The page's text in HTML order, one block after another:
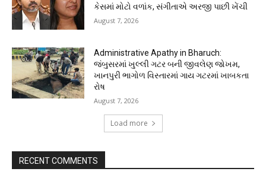
કેસમાં મોટો વળાંક, સંગીતાએ અરજી પાછી ખેંચી
August 7, 2026
Administrative Apathy in Bharuch:
જંબુસરમાં ખુલ્લી ગટર બની જીવલેણ જોખમ,
ખાનપુરી ભાગોળ વિસ્તારમાં ગાય ગટરમાં ખાબકતા
રોષ
August 7, 2026
Load more
RECENT COMMENTS